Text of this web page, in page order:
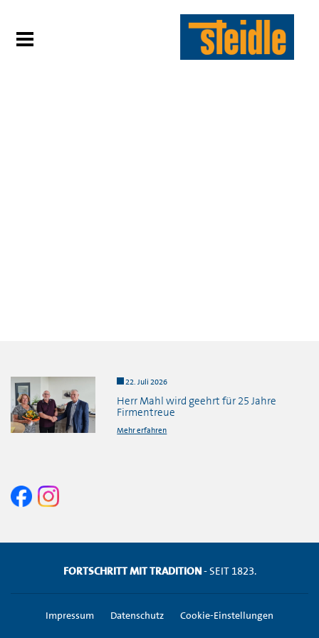
22. Juli 2026
Herr Mahl wird geehrt für 25 Jahre
Firmentreue
Mehr erfahren
FORTSCHRITT MIT TRADITION- SEIT 1823.
Impressum Datenschutz Cookie-Einstellungen